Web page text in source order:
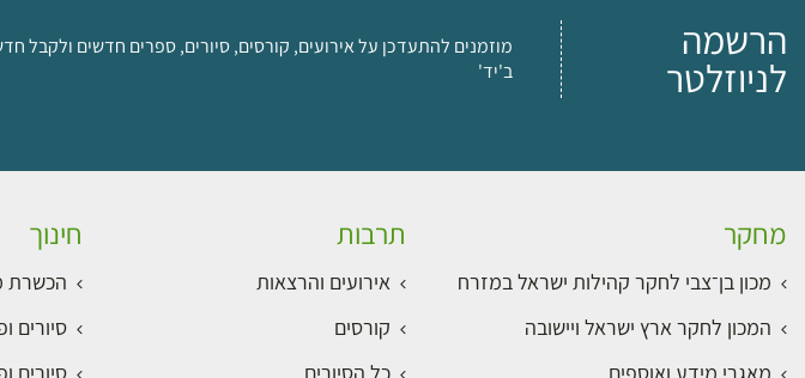
הרשמה
לניוזלטר
מוזמנים להתעדכן על אירועים, קורסים, סיורים, ספרים חדשים ולקבל
ב'יד'
מחקר
מכון בן־צבי לחקר קהילות ישראל במזרח
המכון לחקר ארץ ישראל ויישובה
תרבות
אירועים והרצאות
קורסים
חינוך
הכשרת
סיורים